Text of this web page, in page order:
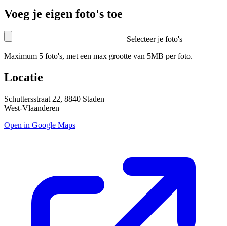
Voeg je eigen foto's toe
Selecteer je foto's
Maximum 5 foto's, met een max grootte van 5MB per foto.
Locatie
Schuttersstraat 22, 8840 Staden
West-Vlaanderen
Open in Google Maps